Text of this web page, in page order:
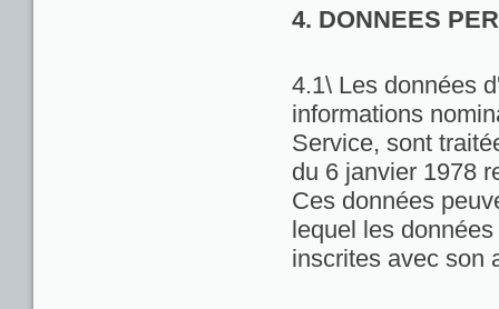
4. DONNEES
4.1\ Les données
informations
Service, sont
du 6 janvier 1978
Ces données
lequel les
inscrites avec son